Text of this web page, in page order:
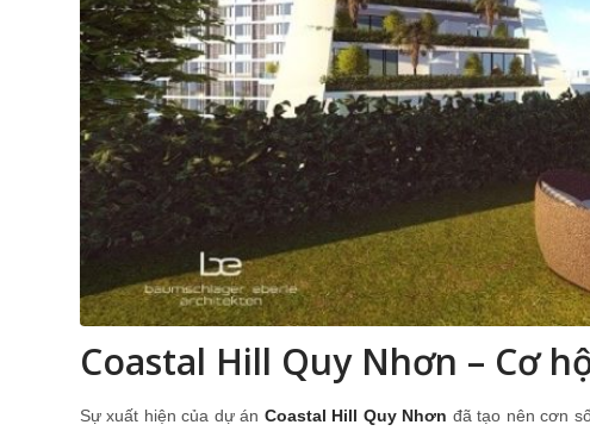
Coastal Hill Quy Nhơn – Cơ
Sự xuất hiện của dự án Coastal Hill Quy Nhơn đã tạo nên cơn